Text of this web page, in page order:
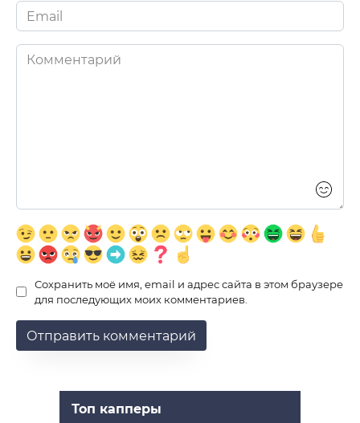
Email
*
Комментарий
Сохранить моё имя, email и адрес сайта в этом браузере
для последующих моих комментариев.
Топ капперы